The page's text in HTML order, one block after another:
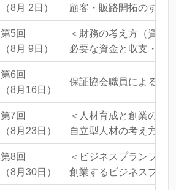
（8月 2日）
顧客・販路開拓のすす
第5回
（8月 9日）
＜財務の考え方（資金
必要な資金と収支・支
第6回
（8月16日）
保証協会職員による個
第7回
（8月23日）
＜人材育成と創業の実
自立型人材の考え方、
第8回
（8月30日）
＜ビジネスプランプレ
創業するビジネスプラ